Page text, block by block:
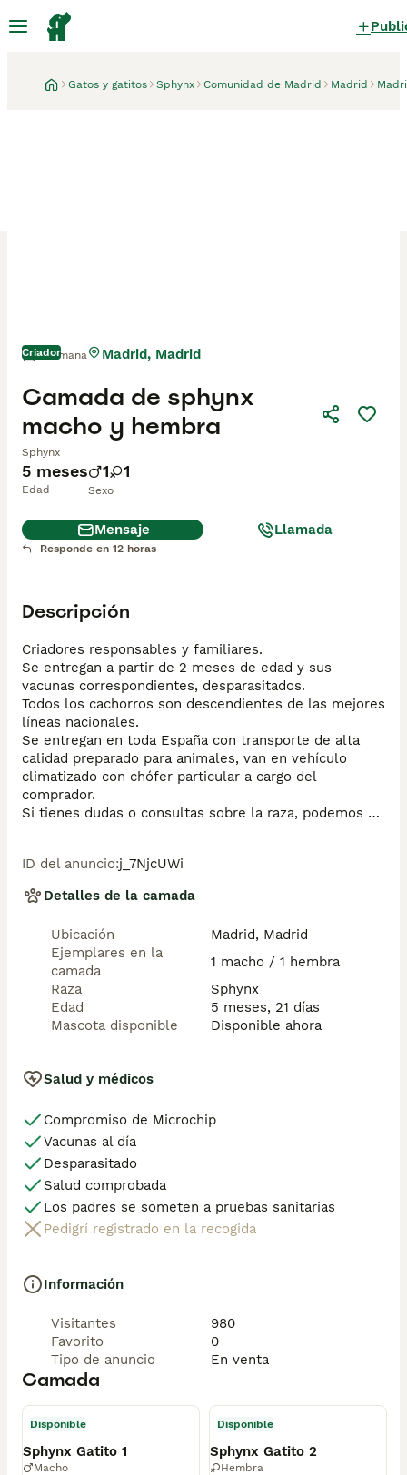
Gatos y gatitos Sphynx Comunidad de Madrid Madrid
Criador
5 meses
Edad
1 1
Sexo
Camada de sphynx
macho y hembra
Sphynx
1 semana Madrid, Madrid
Mensaje Llamada
Responde en 12 horas
Descripción
Criadores responsables y familiares.
Se entregan a partir de 2 meses de edad y sus
vacunas correspondientes, desparasitados.
Todos los cachorros son descendientes de las mejores
líneas nacionales.
Se entregan en toda España con transporte de alta
calidad preparado para animales, van en vehículo
climatizado con chófer particular a cargo del
comprador.
Si tienes dudas o consultas sobre la raza, podemos
este) en un ambiente familiar con personas con
vocación en una cría ética y responsable, y que por
encima de todo, aman a los animales
ID del anuncio:j_7NjcUWi
Detalles de la camada
Ubicación
Madrid, Madrid
Ejemplares en la
camada
1 macho / 1 hembra
Raza
Sphynx
Edad
5 meses, 21 días
Mascota disponible
Disponible ahora
Salud y médicos
Compromiso de Microchip
Vacunas al día
Desparasitado
Salud comprobada
Los padres se someten a pruebas sanitarias
Pedigrí registrado en la recogida
Información
Visitantes
980
Favorito
0
Tipo de anuncio
En venta
Camada
Disponible
Sphynx Gatito 1
Macho
Disponible
Sphynx Gatito 2
Hembra